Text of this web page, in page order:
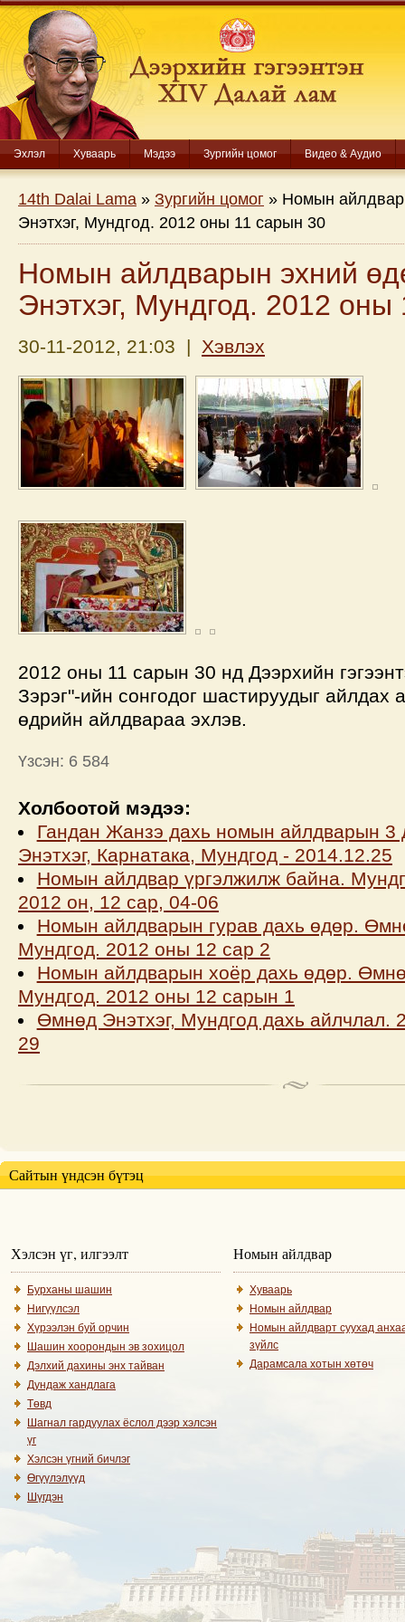
Эхлэл Хуваарь Мэдээ Зургийн цомог Видео & Аудио
14th Dalai Lama » Зургийн цомог » Номын
Энэтхэг, Мундгод. 2012 оны 11 сарын 30
Номын айлдварын эхний
Энэтхэг, Мундгод. 2012
30-11-2012, 21:03 | Хэвлэх
2012 оны 11 сарын 30 нд Дээрхийн
Зэрэг"-ийн сонгодог шастируудыг айлдах
өдрийн айлдвараа эхлэв.
Үзсэн: 6 584
Холбоотой мэдээ:
Гандан Жанзэ дахь номын айлдварын 3
Энэтхэг, Карнатака, Мундгод - 2014.12.25
Номын айлдвар үргэлжилж байна.
2012 он, 12 сар, 04-06
Номын айлдварын гурав дахь өдөр.
Мундгод. 2012 оны 12 сар 2
Номын айлдварын хоёр дахь өдөр.
Мундгод. 2012 оны 12 сарын 1
Өмнөд Энэтхэг, Мундгод дахь айлчлал.
29
Сайтын үндсэн бүтэц
Хэлсэн үг, илгээлт
Бурханы шашин
Нигүүлсэл
Хүрээлэн буй орчин
Шашин хоорондын эв зохицол
Дэлхий дахины энх тайван
Дундаж хандлага
Төвд
Шагнал гардуулах ёслол дээр хэлсэн
үг
Хэлсэн үгний бичлэг
Өгүүлэлүүд
Шүгдэн
Номын айлдвар
Хуваарь
Номын айлдвар
Номын айлдварт суухад
зүйлс
Дарамсала хотын хөтөч